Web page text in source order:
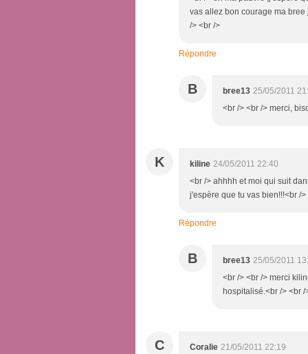
vas allez bon courage ma
/> <br />
Répondre
B bree13 25/05/2011
<br /> <br /> merci,
K kiline 24/05/2011 22:40
<br /> ahhhh et moi qui suit
j'espère que tu vas bien!!!<br />
Répondre
B bree13 25/05/2011
<br /> <br /> merci
hospitalisé.<br /> <br /
C Coralie 21/05/2011 22:19